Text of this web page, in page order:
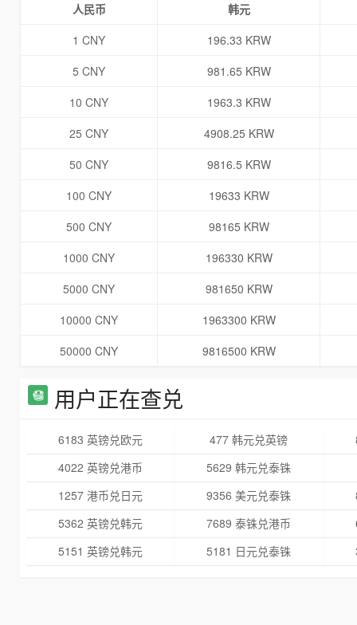
人民币
韩元
1 CNY
196.33 KRW
5 CNY
981.65 KRW
10 CNY
1963.3 KRW
25 CNY
4908.25 KRW
50 CNY
9816.5 KRW
100 CNY
19633 KRW
500 CNY
98165 KRW
1000 CNY
196330 KRW
5000 CNY
981650 KRW
10000 CNY
1963300 KRW
50000 CNY
9816500 KRW
用户正在查兑
6183 英镑兑欧元 477 韩元兑英镑
4022 英镑兑港币
5629 韩元兑泰铢
1257 港币兑日元
9356 美元兑泰铢
5362 英镑兑韩元
7689 泰铢兑港币
5151 英镑兑韩元
5181 日元兑泰铢